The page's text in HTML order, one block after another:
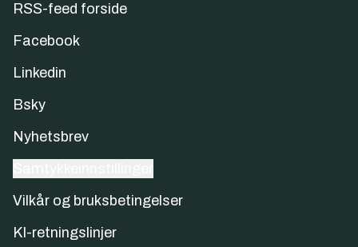
RSS-feed forside
Facebook
Linkedin
Bsky
Nyhetsbrev
Vilkår og bruksbetingelser
KI-retningslinjer